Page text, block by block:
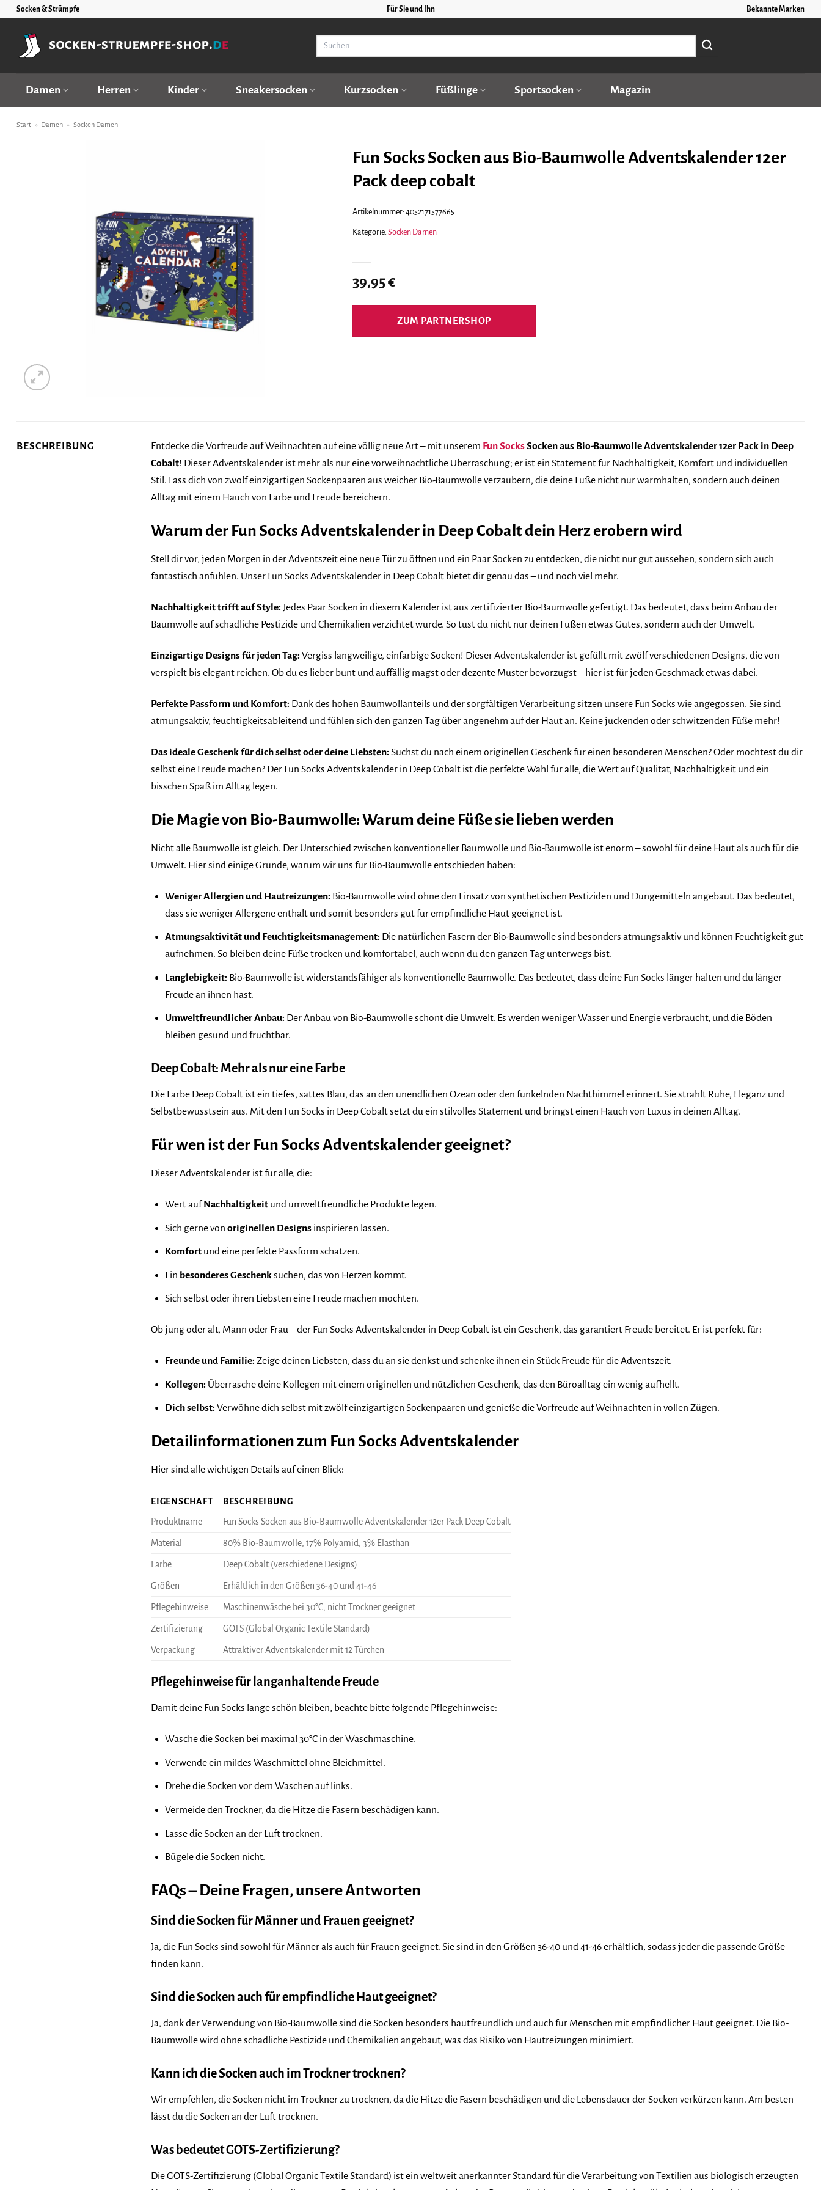
Zum
springen
Socken & Strümpfe Für Sie und Ihn Bekannte Marken
Suchen
Damen Herren Kinder Sneakersocken Kurzsocken Füßlinge Sportsocken Magazin
Start » Damen » Socken Damen
Fun Socks Socken aus Bio-Baumwolle Adventskalender 12er
Pack deep cobalt
39,95€
ZUM PARTNERSHOP
Artikelnummer: 4052171577665
Kategorie: Socken Damen
BESCHREIBUNG Entdecke die Vorfreude auf Weihnachten auf eine völlig neue Art – mit unserem Fun SocksSocken aus Bio-Baumwolle Adventskalender 12er Pack in Deep
Cobalt! Dieser Adventskalender ist mehr als nur eine vorweihnachtliche Überraschung; er ist ein Statement für Nachhaltigkeit, Komfort und individuellen
Stil. Lass dich von zwölf einzigartigen Sockenpaaren aus weicher Bio-Baumwolle verzaubern, die deine Füße nicht nur warmhalten, sondern auch deinen
Alltag mit einem Hauch von Farbe und Freude bereichern.
Warum der Fun Socks Adventskalender in Deep Cobalt dein Herz erobern wird
Stell dir vor, jeden Morgen in der Adventszeit eine neue Tür zu öffnen und ein Paar Socken zu entdecken, die nicht nur gut aussehen, sondern sich auch
fantastisch anfühlen. Unser Fun Socks Adventskalender in Deep Cobalt bietet dir genau das – und noch viel mehr.
Nachhaltigkeit trifft auf Style: Jedes Paar Socken in diesem Kalender ist aus zertifizierter Bio-Baumwolle gefertigt. Das bedeutet, dass beim Anbau der
Baumwolle auf schädliche Pestizide und Chemikalien verzichtet wurde. So tust du nicht nur deinen Füßen etwas Gutes, sondern auch der Umwelt.
Einzigartige Designs für jeden Tag: Vergiss langweilige, einfarbige Socken! Dieser Adventskalender ist gefüllt mit zwölf verschiedenen Designs, die von
verspielt bis elegant reichen. Ob du es lieber bunt und auffällig magst oder dezente Muster bevorzugst – hier ist für jeden Geschmack etwas dabei.
Perfekte Passform und Komfort: Dank des hohen Baumwollanteils und der sorgfältigen Verarbeitung sitzen unsere Fun Socks wie angegossen. Sie sind
atmungsaktiv, feuchtigkeitsableitend und fühlen sich den ganzen Tag über angenehm auf der Haut an. Keine juckenden oder schwitzenden Füße mehr!
Das ideale Geschenk für dich selbst oder deine Liebsten: Suchst du nach einem originellen Geschenk für einen besonderen Menschen? Oder möchtest du dir
selbst eine Freude machen? Der Fun Socks Adventskalender in Deep Cobalt ist die perfekte Wahl für alle, die Wert auf Qualität, Nachhaltigkeit und ein
bisschen Spaß im Alltag legen.
Die Magie von Bio-Baumwolle: Warum deine Füße sie lieben werden
Nicht alle Baumwolle ist gleich. Der Unterschied zwischen konventioneller Baumwolle und Bio-Baumwolle ist enorm – sowohl für deine Haut als auch für die
Umwelt. Hier sind einige Gründe, warum wir uns für Bio-Baumwolle entschieden haben:
Weniger Allergien und Hautreizungen: Bio-Baumwolle wird ohne den Einsatz von synthetischen Pestiziden und Düngemitteln angebaut. Das bedeutet,
dass sie weniger Allergene enthält und somit besonders gut für empfindliche Haut geeignet ist.
Atmungsaktivität und Feuchtigkeitsmanagement: Die natürlichen Fasern der Bio-Baumwolle sind besonders atmungsaktiv und können Feuchtigkeit gut
aufnehmen. So bleiben deine Füße trocken und komfortabel, auch wenn du den ganzen Tag unterwegs bist.
Langlebigkeit: Bio-Baumwolle ist widerstandsfähiger als konventionelle Baumwolle. Das bedeutet, dass deine Fun Socks länger halten und du länger
Freude an ihnen hast.
Umweltfreundlicher Anbau: Der Anbau von Bio-Baumwolle schont die Umwelt. Es werden weniger Wasser und Energie verbraucht, und die Böden
bleiben gesund und fruchtbar.
Deep Cobalt: Mehr als nur eine Farbe
Die Farbe Deep Cobalt ist ein tiefes, sattes Blau, das an den unendlichen Ozean oder den funkelnden Nachthimmel erinnert. Sie strahlt Ruhe, Eleganz und
Selbstbewusstsein aus. Mit den Fun Socks in Deep Cobalt setzt du ein stilvolles Statement und bringst einen Hauch von Luxus in deinen Alltag.
Für wen ist der Fun Socks Adventskalender geeignet?
Dieser Adventskalender ist für alle, die:
Wert aufNachhaltigkeitund umweltfreundliche Produkte legen.
Sich gerne von originellen Designsinspirieren lassen.
Komfortund eine perfekte Passform schätzen.
Ein besonderes Geschenksuchen, das von Herzen kommt.
Sich selbst oder ihren Liebsten eine Freude machen möchten.
Ob jung oder alt, Mann oder Frau – der Fun Socks Adventskalender in Deep Cobalt ist ein Geschenk, das garantiert Freude bereitet. Er ist perfekt für:
Freunde und Familie: Zeige deinen Liebsten, dass du an sie denkst und schenke ihnen ein Stück Freude für die Adventszeit.
Kollegen: Überrasche deine Kollegen mit einem originellen und nützlichen Geschenk, das den Büroalltag ein wenig aufhellt.
Dich selbst: Verwöhne dich selbst mit zwölf einzigartigen Sockenpaaren und genieße die Vorfreude auf Weihnachten in vollen Zügen.
Detailinformationen zum Fun Socks Adventskalender
Hier sind alle wichtigen Details auf einen Blick:
EIGENSCHAFT BESCHREIBUNG
Produktname Fun Socks Socken aus Bio-Baumwolle Adventskalender 12er Pack Deep Cobalt
Material 80% Bio-Baumwolle, 17% Polyamid, 3% Elasthan
Farbe Deep Cobalt (verschiedene Designs)
Größen Erhältlich in den Größen 36-40 und 41-46
Pflegehinweise Maschinenwäsche bei 30°C, nicht Trockner geeignet
Zertifizierung GOTS (Global Organic Textile Standard)
Verpackung Attraktiver Adventskalender mit 12 Türchen
Pflegehinweise für langanhaltende Freude
Damit deine Fun Socks lange schön bleiben, beachte bitte folgende Pflegehinweise:
Wasche die Socken bei maximal 30°C in der Waschmaschine.
Verwende ein mildes Waschmittel ohne Bleichmittel.
Drehe die Socken vor dem Waschen auf links.
Vermeide den Trockner, da die Hitze die Fasern beschädigen kann.
Lasse die Socken an der Luft trocknen.
Bügele die Socken nicht.
FAQs – Deine Fragen, unsere Antworten
Sind die Socken für Männer und Frauen geeignet?
Ja, die Fun Socks sind sowohl für Männer als auch für Frauen geeignet. Sie sind in den Größen 36-40 und 41-46 erhältlich, sodass jeder die passende Größe
finden kann.
Sind die Socken auch für empfindliche Haut geeignet?
Ja, dank der Verwendung von Bio-Baumwolle sind die Socken besonders hautfreundlich und auch für Menschen mit empfindlicher Haut geeignet. Die Bio-
Baumwolle wird ohne schädliche Pestizide und Chemikalien angebaut, was das Risiko von Hautreizungen minimiert.
Kann ich die Socken auch im Trockner trocknen?
Wir empfehlen, die Socken nicht im Trockner zu trocknen, da die Hitze die Fasern beschädigen und die Lebensdauer der Socken verkürzen kann. Am besten
lässt du die Socken an der Luft trocknen.
Was bedeutet GOTS-Zertifizierung?
Die GOTS-Zertifizierung (Global Organic Textile Standard) ist ein weltweit anerkannter Standard für die Verarbeitung von Textilien aus biologisch erzeugten